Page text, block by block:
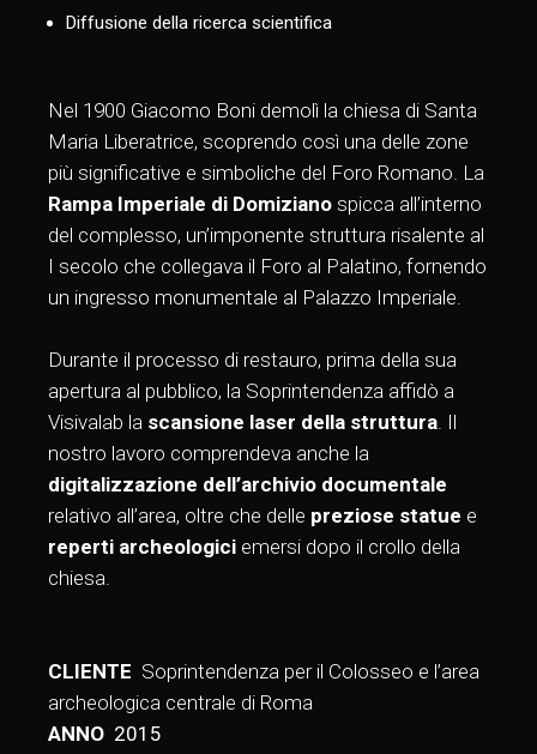
Nel 1900 Giacomo Boni demolì la chiesa di Santa
Maria Liberatrice, scoprendo così una delle zone
più significative e simboliche del Foro Romano. La
Rampa Imperiale di Domiziano spicca all’interno
del complesso, un’imponente struttura risalente al
I secolo che collegava il Foro al Palatino, fornendo
un ingresso monumentale al Palazzo Imperiale.
Durante il processo di restauro, prima della sua
apertura al pubblico, la Soprintendenza affidò a
Visivalab la scansione laser della struttura. Il
nostro lavoro comprendeva anche la
digitalizzazione dell’archivio documentale
relativo all’area, oltre che delle preziose statue e
reperti archeologici emersi dopo il crollo della
chiesa.
CLIENTE Soprintendenza per il Colosseo e l’area
archeologica centrale di Roma
ANNO 2015
Diffusione della ricerca scientifica